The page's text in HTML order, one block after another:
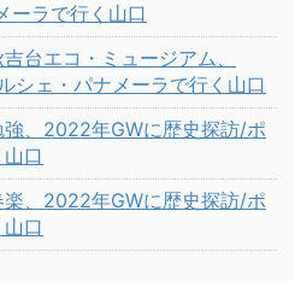
ーラで行く山口
台エコ・ミュージアム、
シェ・パナメーラで行く山口
、2022年GWに歴史探訪/ポ
口
、2022年GWに歴史探訪/ポ
口